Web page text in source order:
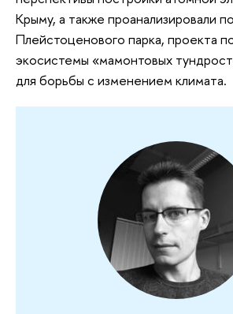
Крыму, а также проанализировали
Плейстоценового парка, проекта
экосистемы «мамонтовых
для борьбы с изменением климата.